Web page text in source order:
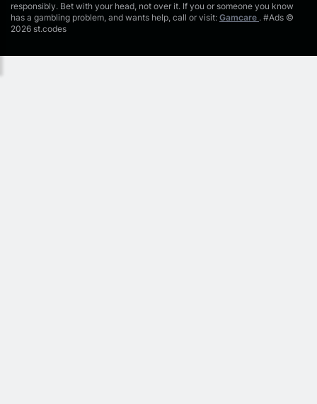
responsibly. Bet with your head, not over it. If you or someone you know
has a gambling problem, and wants help, call or visit: Gamcare . #Ads ©
2026 st.codes